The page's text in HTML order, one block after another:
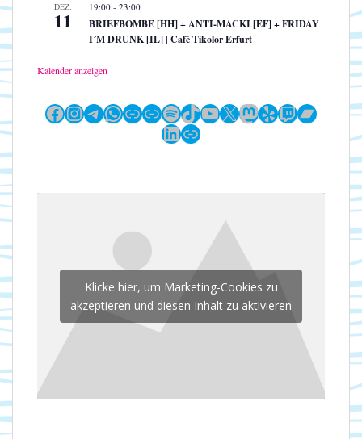
DEZ.
11
19:00 - 23:00
BRIEFBOMBE [HH] + ANTI-MACKI [EF] + FRIDAY
I´M DRUNK [IL] | Café Tikolor Erfurt
Kalender anzeigen
Facebook
Instagram
Telegram
WhatsApp
LinkLinkSpotify
TikTok
YouTube
X Mastodon
YelpTwitch
LinkedIn
Link
Klicke hier, um Marketing-Cookies zu
akzeptieren und diesen Inhalt zu aktivieren